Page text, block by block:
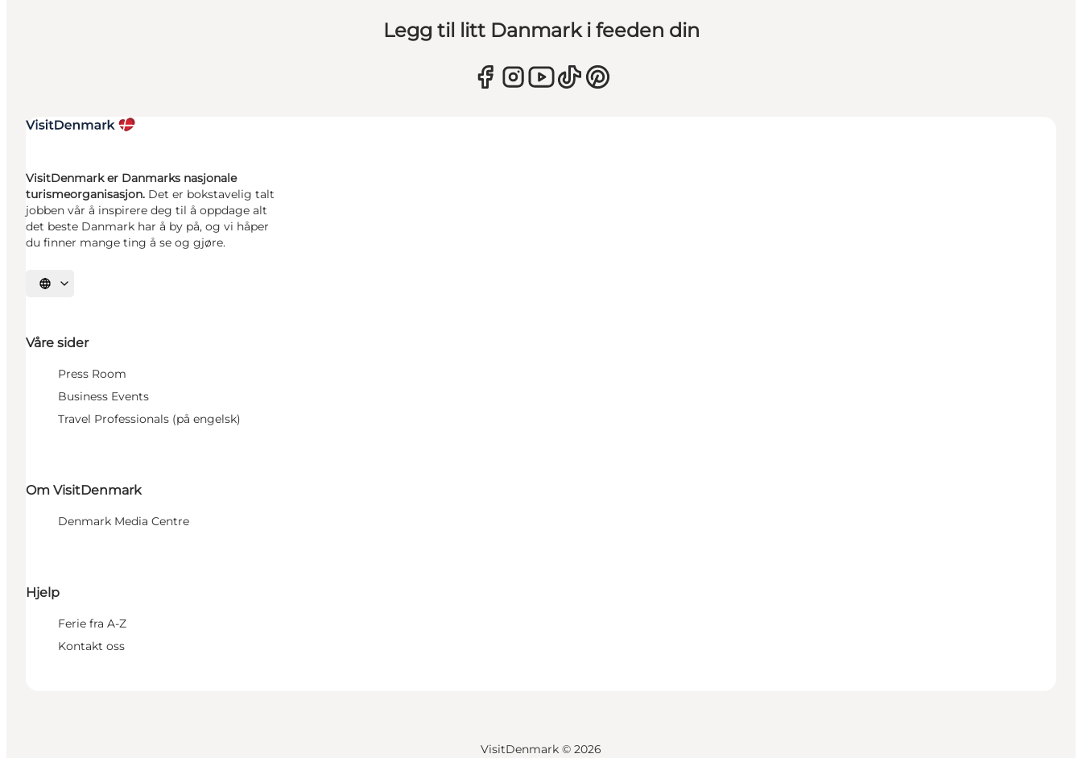
Legg til litt Danmark i feeden din
VisitDenmark er Danmarks nasjonale
turismeorganisasjon. Det er bokstavelig talt
jobben vår å inspirere deg til å oppdage alt
det beste Danmark har å by på, og vi håper
du finner mange ting å se og gjøre.
Velg språk
Våre sider
Press Room
Business Events
Travel Professionals (på engelsk)
Om VisitDenmark
Denmark Media Centre
Hjelp
Ferie fra A-Z
Kontakt oss
VisitDenmark © 2026